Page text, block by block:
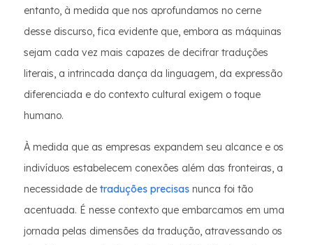
entanto, à medida que nos aprofundamos no cerne
desse discurso, fica evidente que, embora as máquinas
sejam cada vez mais capazes de decifrar traduções
literais, a intrincada dança da linguagem, da expressão
diferenciada e do contexto cultural exigem o toque
humano.
À medida que as empresas expandem seu alcance e os
indivíduos estabelecem conexões além das fronteiras, a
necessidade de traduções precisas nunca foi tão
acentuada. É nesse contexto que embarcamos em uma
jornada pelas dimensões da tradução, atravessando os